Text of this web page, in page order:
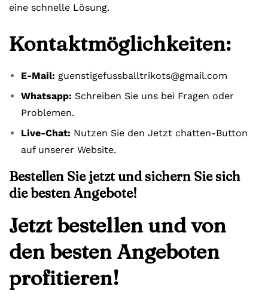
eine schnelle Lösung.
Kontaktmöglichkeiten:
E-Mail: guenstigefussballtrikots@gmail.com
Whatsapp: Schreiben Sie uns bei Fragen oder
Problemen.
Live-Chat: Nutzen Sie den Jetzt chatten-Button
auf unserer Website.
Bestellen Sie jetzt und sichern Sie sich
die besten Angebote!
Jetzt bestellen und von
den besten Angeboten
profitieren!